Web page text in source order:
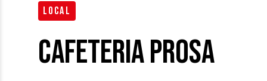
LOCAL
Cafeteria Prosa